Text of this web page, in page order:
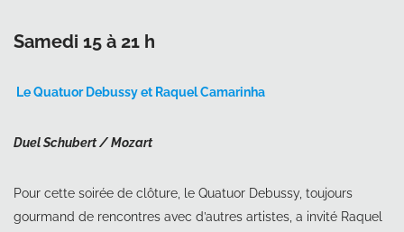
Samedi 15 à 21 h
Le Quatuor Debussy et Raquel Camarinha
Duel Schubert / Mozart
Pour cette soirée de clôture, le Quatuor Debussy, toujours
gourmand de rencontres avec d’autres artistes, a invité Raquel